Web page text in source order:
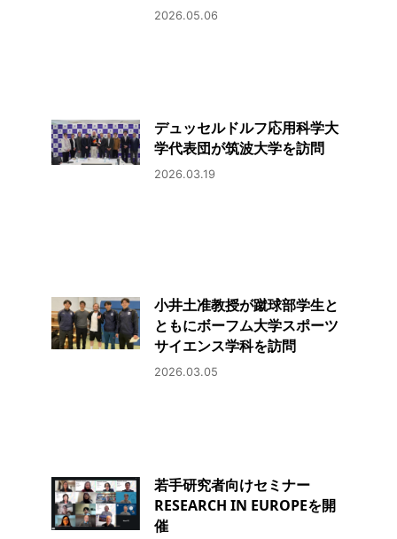
2026.05.06
デュッセルドルフ応用科学大
学代表団が筑波大学を訪問
2026.03.19
小井土准教授が蹴球部学生と
ともにボーフム大学スポーツ
サイエンス学科を訪問
2026.03.05
若手研究者向けセミナー
RESEARCH IN EUROPEを開
催